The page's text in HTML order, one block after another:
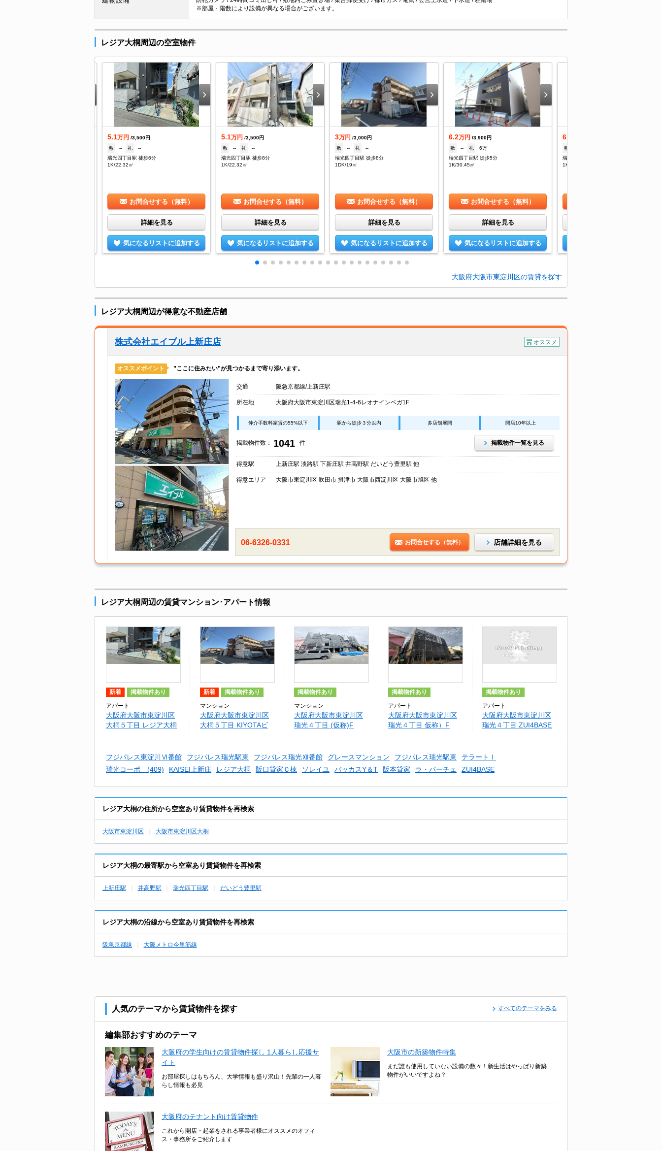
※部屋・階数により設備が異なる場合がございます。
レジア大桐周辺の空室物件
5.1万円 /3,500円
敷
-- 礼
--
瑞光四丁目駅 徒歩6分
1K/22.32㎡
お問合せする（無料）
詳細を見る
気になるリストに追加する
5.1万円 /3,500円
敷
-- 礼
--
瑞光四丁目駅 徒歩8分
1K/22.32㎡
お問合せする（無料）
詳細を見る
気になるリストに追加する
3万円 /3,000円
敷
-- 礼
--
瑞光四丁目駅 徒歩8分
1DK/19㎡
お問合せする（無料）
詳細を見る
気になるリストに追加する
6.2万円 /3,900円
敷
-- 礼
6万
瑞光四丁目駅 徒歩5分
1K/30.45㎡
お問合せする（無料）
詳細を見る
気になるリストに追加する
6.2
敷
瑞光四丁目駅 徒歩6分
1K/30.45㎡
大阪府大阪市東淀川区の賃貸を探す
レジア大桐周辺が得意な不動産店舗
株式会社エイブル上新庄店 オススメ
オススメポイント ”ここに住みたい”が見つかるまで寄り添います。
交通 阪急京都線/上新庄駅
所在地 大阪府大阪市東淀川区瑞光1-4-6レオナインベガ1F
仲介手数料家賃の55%以下 駅から徒歩３分以内 多店舗展開 開店10年以上
掲載物件数： 1041 件 掲載物件一覧を見る
得意駅 上新庄駅 淡路駅 下新庄駅 井高野駅 だいどう豊里駅 他
得意エリア 大阪市東淀川区 吹田市 摂津市 大阪市西淀川区 大阪市旭区 他
06-6326-0331 お問合せする（無料） 店舗詳細を見る
レジア大桐周辺の賃貸マンション･アパート情報
新着 掲載物件あり
アパート
大阪府大阪市東淀川区
大桐５丁目 レジア大桐
新着 掲載物件あり
マンション
大阪府大阪市東淀川区
大桐５丁目 KIYOTAビ
掲載物件あり
マンション
大阪府大阪市東淀川区
瑞光４丁目 (仮称)F
掲載物件あり
アパート
大阪府大阪市東淀川区
瑞光４丁目 仮称）F
掲載物件あり
アパート
大阪府大阪市東淀川区
瑞光４丁目 ZUI4BASE
フジパレス東淀川Ⅵ番館 フジパレス瑞光駅東 フジパレス瑞光Ⅻ番館 グレースマンション フジパレス瑞光駅東
テラートⅠ
瑞光コーポ (409)
KAISEI上新庄 レジア大桐 阪口貸家Ｃ棟 ソレイユ バッカスY＆T 阪本貸家 ラ・パーチェ ZUI4BASE
レジア大桐の住所から空室あり賃貸物件を再検索
大阪市東淀川区 大阪市東淀川区大桐
レジア大桐の最寄駅から空室あり賃貸物件を再検索
上新庄駅 井高野駅 瑞光四丁目駅 だいどう豊里駅
レジア大桐の沿線から空室あり賃貸物件を再検索
阪急京都線 大阪メトロ今里筋線
人気のテーマから賃貸物件を探す すべてのテーマをみる
編集部おすすめのテーマ
大阪府の学生向けの賃貸物件探し 1人暮らし応援サ
イト
お部屋探しはもちろん、大学情報も盛り沢山！先輩の一人暮
らし情報も必見
大阪市の新築物件特集
まだ誰も使用していない設備の数々！新生活はやっぱり新築
物件がいいですよね？
大阪府のテナント向け賃貸物件
これから開店・起業をされる事業者様にオススメのオフィ
ス・事務所をご紹介します